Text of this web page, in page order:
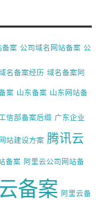
备案 公司域名网站备案 公
名备案经历 域名备案阿
案 山东备案 山东网站备
信部备案后缀 广东企业
网站建设方案 腾讯云
备案 阿里云公司网站备
备案 阿里云备